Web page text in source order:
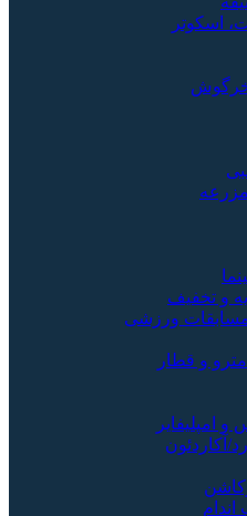
اسکوتر
و تخفیف
مسابقات ورزشی
و قطار
و امپلیفایر
آکاردئون